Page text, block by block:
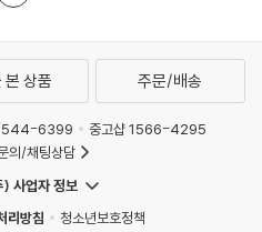
본 상품 주문/배송
6399
중고샵 1566-4295
의/채팅상담
사업자 정보
리방침 청소년보호정책